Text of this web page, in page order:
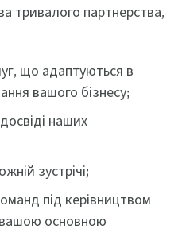
тривалого партнерства,
що адаптуються в
вашого бізнесу;
наших
зустрічі;
під керівництвом
основною